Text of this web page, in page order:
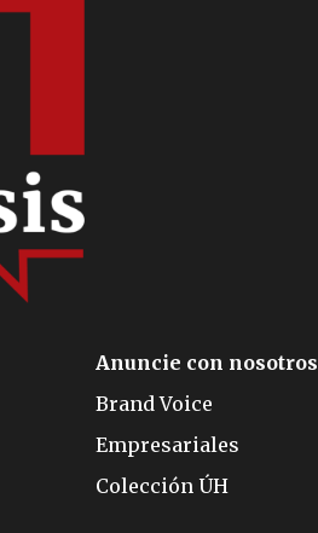
Anuncie con nosotros
Brand Voice
Empresariales
Colección ÚH